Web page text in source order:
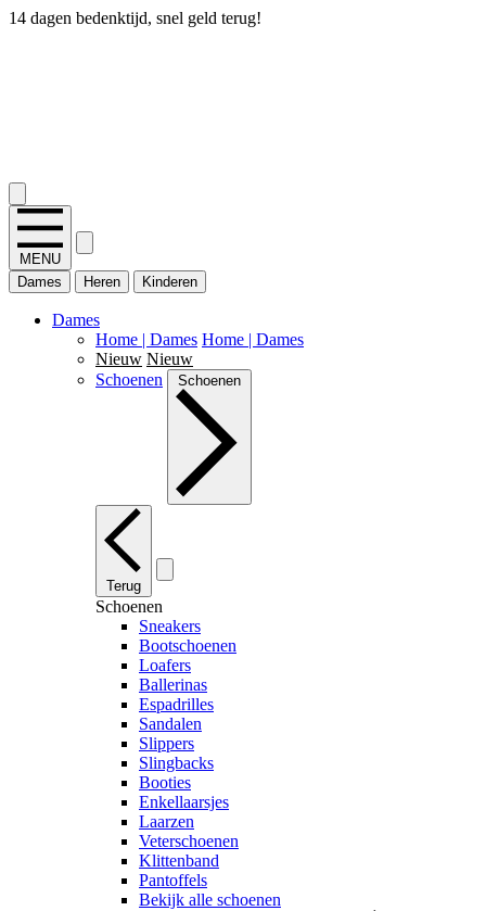
14 dagen bedenktijd, snel geld terug!
MENU
Dames
Heren Kinderen
Dames
Home | Dames Home | Dames
Nieuw Nieuw
Schoenen
Schoenen
Terug
Schoenen
Sneakers
Bootschoenen
Loafers
Ballerinas
Espadrilles
Sandalen
Slippers
Slingbacks
Booties
Enkellaarsjes
Laarzen
Veterschoenen
Klittenband
Pantoffels
Bekijk alle schoenen